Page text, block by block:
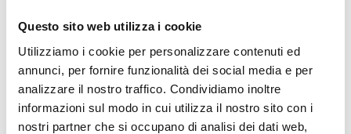
Questo sito web utilizza i cookie
Utilizziamo i cookie per personalizzare contenuti ed
annunci, per fornire funzionalità dei social media e per
analizzare il nostro traffico. Condividiamo inoltre
informazioni sul modo in cui utilizza il nostro sito con i
nostri partner che si occupano di analisi dei dati web,
Reso facile e veloce
PRONTA consegna